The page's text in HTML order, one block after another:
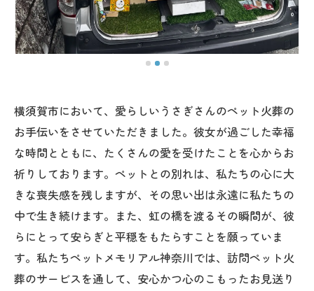
横須賀市において、愛らしいうさぎさんのペット火葬の
お手伝いをさせていただきました。彼女が過ごした幸福
な時間とともに、たくさんの愛を受けたことを心からお
祈りしております。ペットとの別れは、私たちの心に大
きな喪失感を残しますが、その思い出は永遠に私たちの
中で生き続けます。また、虹の橋を渡るその瞬間が、彼
らにとって安らぎと平穏をもたらすことを願っていま
す。私たちペットメモリアル神奈川では、訪問ペット火
葬のサービスを通して、安心かつ心のこもったお見送り